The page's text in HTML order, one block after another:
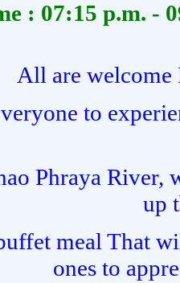
: 07:15 p.m. -
All are
to
Phraya
up
meal That
ones to